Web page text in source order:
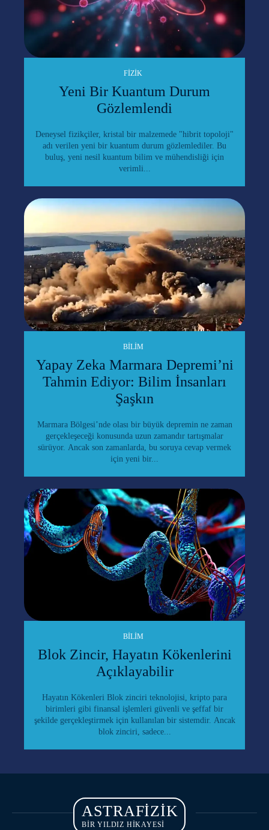
FIZIK
Yeni Bir Kuantum Durum
Gözlemlendi
Deneysel fizikçiler, kristal bir malzemede "hibrit topoloji"
adı verilen yeni bir kuantum durum gözlemlediler. Bu
buluş, yeni nesil kuantum bilim ve mühendisliği için
verimli...
BILIM
Yapay Zeka Marmara Depremi’ni
Tahmin Ediyor: Bilim İnsanları
Şaşkın
Marmara Bölgesi’nde olası bir büyük depremin ne zaman
gerçekleşeceği konusunda uzun zamandır tartışmalar
sürüyor. Ancak son zamanlarda, bu soruya cevap vermek
için yeni bir...
BILIM
Blok Zincir, Hayatın Kökenlerini
Açıklayabilir
Hayatın Kökenleri Blok zinciri teknolojisi, kripto para
birimleri gibi finansal işlemleri güvenli ve şeffaf bir
şekilde gerçekleştirmek için kullanılan bir sistemdir. Ancak
blok zinciri, sadece...
ASTRAFIZIK
BİR YILDIZ HİKAYESİ